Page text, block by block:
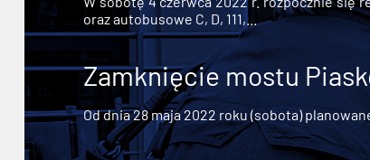
oraz autobusowe C, D, 111,...
Zamknięcie mostu
Od dnia 28 maja 2022 roku (sobota)